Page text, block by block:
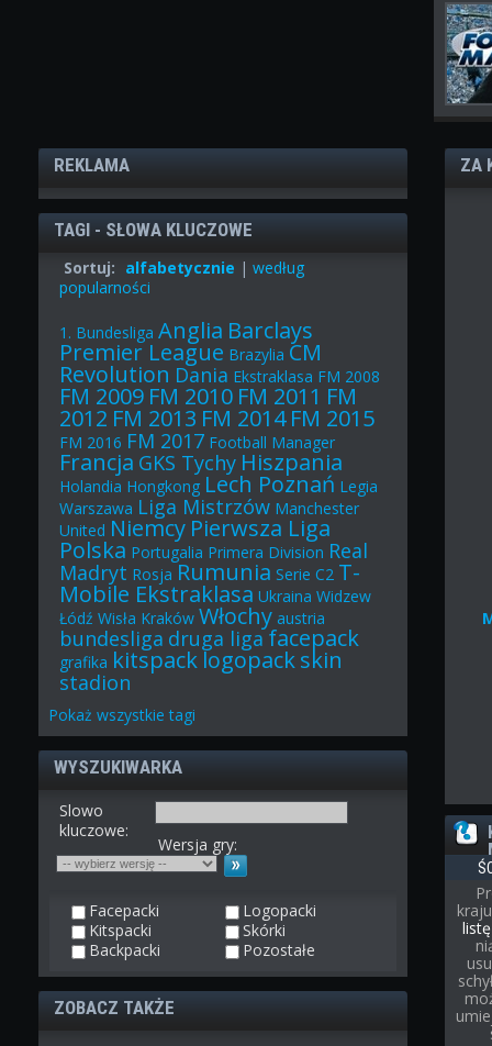
REKLAMA
TAGI - SŁOWA KLUCZOWE
Sortuj: alfabetycznie |według
popularności
1. Bundesliga Anglia Barclays
Premier League Brazylia CM
Revolution Dania Ekstraklasa FM 2008
FM 2009 FM 2010 FM 2011 FM
2012 FM 2013 FM 2014 FM 2015
FM 2016 FM 2017 Football Manager
Francja GKS Tychy Hiszpania
Holandia Hongkong Lech Poznań Legia
Warszawa Liga Mistrzów Manchester
United Niemcy Pierwsza Liga
Polska Portugalia Primera Division Real
Madryt Rosja Rumunia Serie C2 T-
Mobile Ekstraklasa Ukraina Widzew
Łódź Wisła Kraków Włochy austria
bundesliga druga ligafacepack
grafika kitspacklogopackskin
stadion
Pokażwszystkie tagi
WYSZUKIWARKA
Slowo
kluczowe:
Wersja gry:
Facepacki
Logopacki
Kitspacki
Skórki
Backpacki
Pozostałe
ZOBACZ TAKŻE
ZA